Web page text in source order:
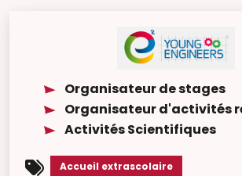
Organisateur de stages
Organisateur d'activités
Activités Scientifiques
Accueil extrascolaire